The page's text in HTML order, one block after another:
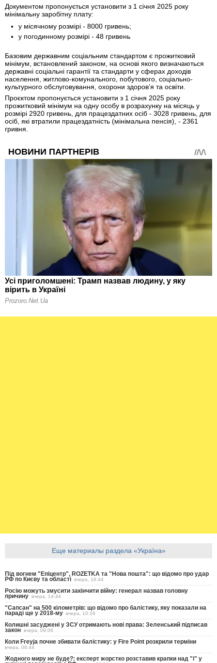
Документом пропонується установити з 1 січня 2025 року
мінімальну заробітну плату:
у місячному розмірі - 8000 гривень;
у погодинному розмірі - 48 гривень
Базовим державним соціальним стандартом є прожитковий
мінімум, встановлений законом, на основі якого визначаються
державні соціальні гарантії та стандарти у сферах доходів
населення, житлово-комунального, побутового, соціально-
культурного обслуговування, охорони здоров’я та освіти.
Проєктом пропонується установити з 1 січня 2025 року
прожитковий мінімум на одну особу в розрахунку на місяць у
розмірі 2920 гривень, для працездатних осіб - 3028 гривень, для
осіб, які втратили працездатність (мінімальна пенсія), - 2361
гривня.
Еще материалы раздела «Україна»
Під вогнем "Епіцентр", ROZETKA та "Нова пошта": що відомо про удар
РФ по Києву та області вчера, 16:44
Росію можуть змусити закінчити війну: генерал назвав головну
причину вчера, 14:44
"Сапсан" на 500 кілометрів: що відомо про балістику, яку показали на
параді ще у 2018-му вчера, 10:28
Колишні засуджені у ЗСУ отримають нові права: Зеленський підписав
закон вчера, 09:06
Коли Freyja почне збивати балістику: у Fire Point розкрили терміни
вчера, 08:44
Жодного миру не буде?: експерт жорстко розставив крапки над "і" у